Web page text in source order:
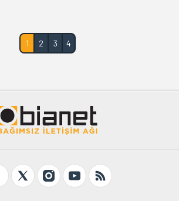
1 2 3 4